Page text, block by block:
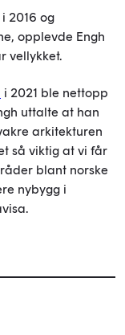
2016 og
opplevde Engh
vellykket.
i 2021 ble nettopp
uttalte at han
arkitekturen
så viktig at vi får
blant norske
nybygg i